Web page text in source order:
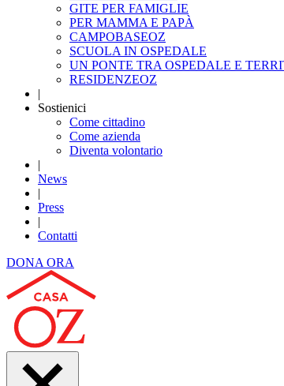
GITE PER FAMIGLIE
PER MAMMA E PAPÀ
CAMPOBASEOZ
SCUOLA IN OSPEDALE
UN PONTE TRA OSPEDALE E
RESIDENZEOZ
|
Sostienici
Come cittadino
Come azienda
Diventa volontario
|
News
|
Press
|
Contatti
DONA ORA